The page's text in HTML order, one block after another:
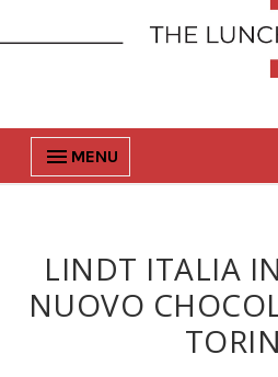
MENU
LINDT ITALIA
NUOVO